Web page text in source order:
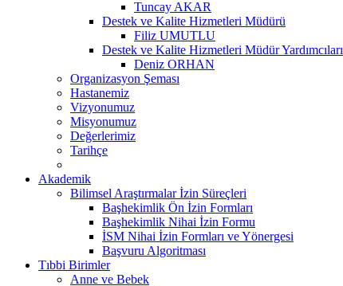
Tuncay AKAR
Destek ve Kalite Hizmetleri Müdürü
Filiz UMUTLU
Destek ve Kalite Hizmetleri Müdür Yardımcıları
Deniz ORHAN
Organizasyon Şeması
Hastanemiz
Vizyonumuz
Misyonumuz
Değerlerimiz
Tarihçe
Akademik
Bilimsel Araştırmalar İzin Süreçleri
Başhekimlik Ön İzin Formları
Başhekimlik Nihai İzin Formu
İSM Nihai İzin Formları ve Yönergesi
Başvuru Algoritması
Tıbbi Birimler
Anne ve Bebek